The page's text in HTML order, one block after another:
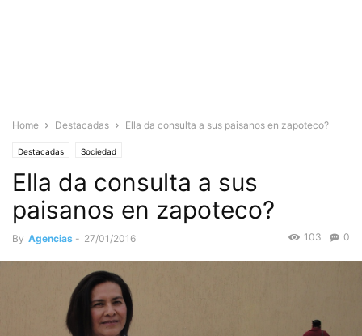
Home Destacadas Ella da consulta a sus paisanos en zapoteco?
Destacadas Sociedad
Ella da consulta a sus
paisanos en zapoteco?
By Agencias - 27/01/2016 0
103